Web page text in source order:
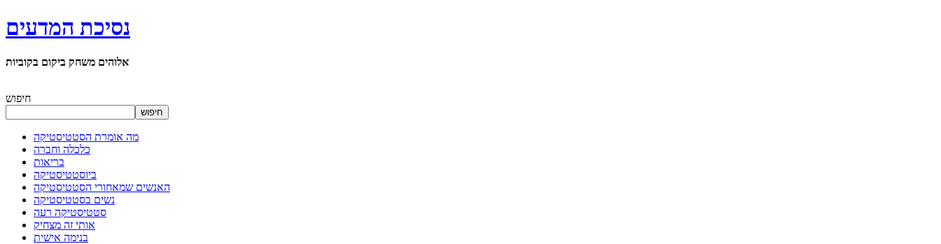
נסיכת המדעים
אלוהים משחק ביקום בקוביות
חיפוש
חיפוש
מה אומרת הסטטיסטיקה
כלכלה וחברה
בריאות
ביוסטטיסטיקה
האנשים שמאחורי הסטטיסטיקה
נשים בסטטיסטיקה
סטטיסטיקה רעה
אותי זה מצחיק
בנימה אישית